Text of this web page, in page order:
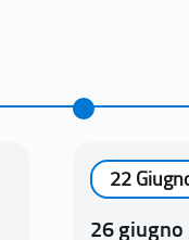
22
26 giugno